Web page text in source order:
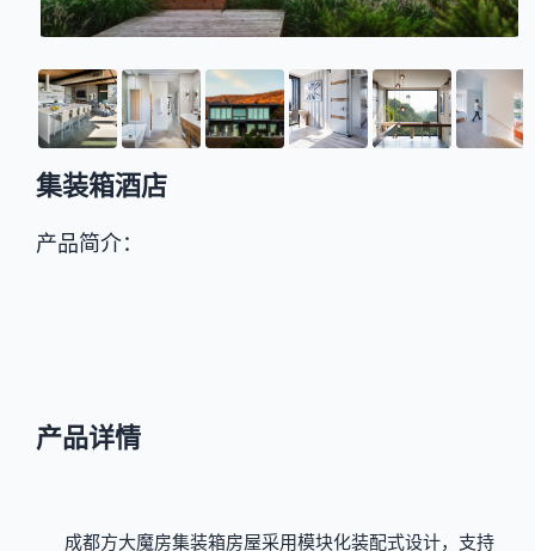
集装箱酒店
产品简介：
产品详情
成都方大魔房集装箱房屋采用模块化装配式设计，支持